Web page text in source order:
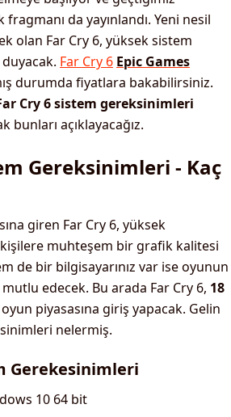
da yayınlandı. Yeni nesil
olan Far Cry 6, yüksek sistem
Far Cry 6 Epic Games
durumda fiyatlara bakabilirsiniz.
Cry 6 sistem gereksinimleri
bunları açıklayacağız.
Gereksinimleri - Kaç
giren Far Cry 6, yüksek
muhteşem bir grafik kalitesi
de bir bilgisayarınız var ise oyunun
edecek. Bu arada Far Cry 6, 18
piyasasına giriş yapacak. Gelin
nelermiş.
Gerekesinimleri
10 64 bit